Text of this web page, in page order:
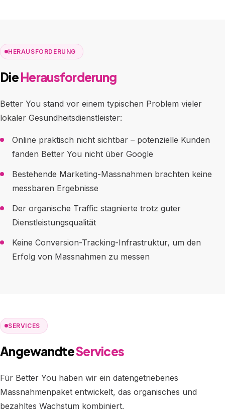
HERAUSFORDERUNG
DieHerausforderung
Better You stand vor einem typischen Problem vieler
lokaler Gesundheitsdienstleister:
Online praktisch nicht sichtbar – potenzielle Kunden
fanden Better You nicht über Google
Bestehende Marketing-Massnahmen brachten keine
messbaren Ergebnisse
Der organische Traffic stagnierte trotz guter
Dienstleistungsqualität
Keine Conversion-Tracking-Infrastruktur, um den
Erfolg von Massnahmen zu messen
SERVICES
AngewandteServices
Für Better You haben wir ein datengetriebenes
Massnahmenpaket entwickelt, das organisches und
bezahltes Wachstum kombiniert.